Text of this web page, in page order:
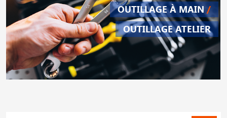
OUTILLAGE À MAIN /
OUTILLAGE ATELIER